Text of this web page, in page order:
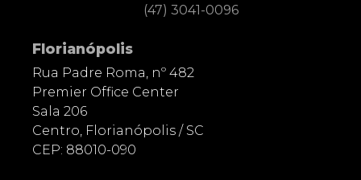
(47) 3041-0096
Florianópolis
Rua Padre Roma, nº 482
Premier Office Center
Sala 206
Centro, Florianópolis / SC
CEP: 88010-090